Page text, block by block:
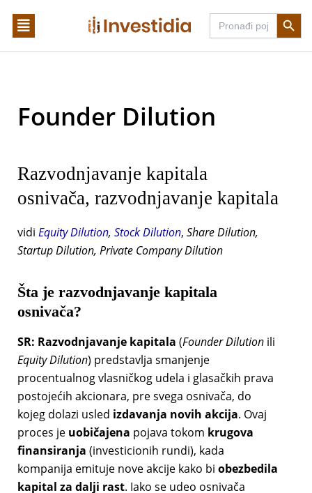
Search
for:
Search
Founder Dilution
Razvodnjavanje kapitala
osnivača, razvodnjavanje kapitala
vidi Equity Dilution, Stock Dilution, Share Dilution,
Startup Dilution, Private Company Dilution
Šta je razvodnjavanje kapitala
osnivača?
SR: Razvodnjavanje kapitala (Founder Dilutionili
Equity Dilution) predstavlja smanjenje
procentualnog vlasničkog udela i glasačkih prava
postojećih akcionara, pre svega osnivača, do
kojeg dolazi usled izdavanja novih akcija. Ovaj
proces je uobičajena pojava tokom krugova
finansiranja (investicionih rundi), kada
kompanija emituje nove akcije kako bi obezbedila
kapital za dalji rast. Iako se udeo osnivača